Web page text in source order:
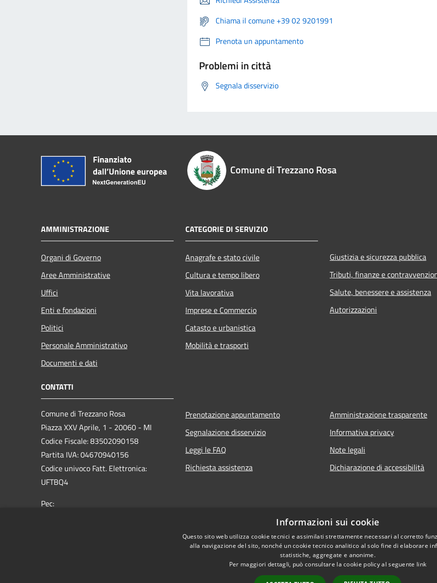
Chiama il comune +39 02 9201991
Prenota un appuntamento
Problemi in città
Segnala disservizio
Comune di Trezzano Rosa
AMMINISTRAZIONE
Organi di Governo
Aree Amministrative
Uffici
Enti e fondazioni
Politici
Personale Amministrativo
Documenti e dati
CATEGORIE DI SERVIZIO
Anagrafe e stato civile
Cultura e tempo libero
Vita lavorativa
Imprese e Commercio
Catasto e urbanistica
Mobilità e trasporti
Giustizia e sicurezza pubblica
Tributi, finanze e
Salute, benessere e assistenza
Autorizzazioni
CONTATTI
Comune di Trezzano Rosa
Piazza XXV Aprile, 1 - 20060 - MI
Codice Fiscale: 83502090158
Partita IVA: 04670940156
Codice univoco Fatt. Elettronica:
UFTBQ4
Pec:
Prenotazione appuntamento
Segnalazione disservizio
Leggi le FAQ
Richiesta assistenza
Amministrazione trasparente
Informativa privacy
Note legali
Dichiarazione di accessibilità
Informazioni sui cookie
Questo sito web utilizza cookie tecnici e assimilati strettamente necessari al corretto
alla navigazione del sito, nonché un cookie tecnico analitico al solo fine di elaborare
statistiche, aggregate e anonime.
Per maggiori dettagli, può consultare la cookie policy al seguente link